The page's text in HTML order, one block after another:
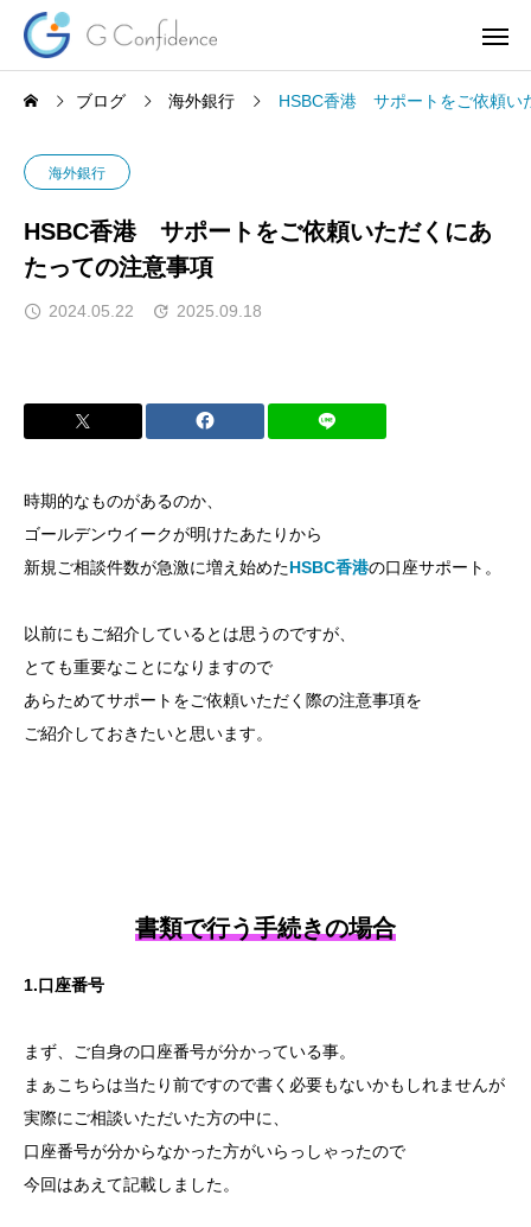
ブログ 海外銀行 HSBC香港 サポートをご依頼い
海外銀行
HSBC香港 サポートをご依頼いただくにあ
たっての注意事項
2024.05.22 2025.09.18
時期的なものがあるのか、
ゴールデンウイークが明けたあたりから
新規ご相談件数が急激に増え始めたHSBC香港の口座サポート。
以前にもご紹介しているとは思うのですが、
とても重要なことになりますので
あらためてサポートをご依頼いただく際の注意事項を
ご紹介しておきたいと思います。
書類で行う手続きの場合
1.口座番号
まず、ご自身の口座番号が分かっている事。
まぁこちらは当たり前ですので書く必要もないかもしれませんが
実際にご相談いただいた方の中に、
口座番号が分からなかった方がいらっしゃったので
今回はあえて記載しました。